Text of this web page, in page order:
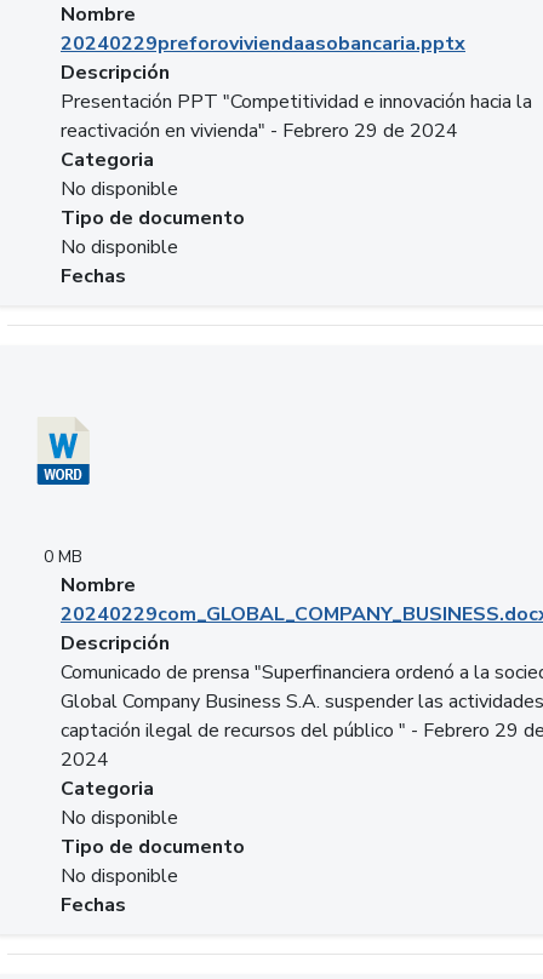
Nombre
20240229preforoviviendaasobancaria.pptx
Descripción
Presentación PPT "Competitividad e innovación hacia la
reactivación en vivienda" - Febrero 29 de 2024
Categoria
No disponible
Tipo de documento
No disponible
Fechas
0 MB
Nombre
Descripción
Comunicado de prensa "Superfinanciera ordenó a la
Global Company Business S.A. suspender las
captación ilegal de recursos del público " - Febrero 29
2024
Categoria
No disponible
Tipo de documento
No disponible
Fechas